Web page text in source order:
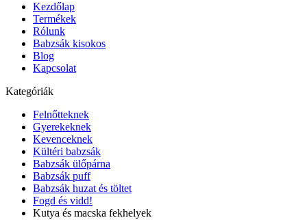
Kezdőlap
Termékek
Rólunk
Babzsák kisokos
Blog
Kapcsolat
Kategóriák
Felnőtteknek
Gyerekeknek
Kevenceknek
Kültéri babzsák
Babzsák ülőpárna
Babzsák puff
Babzsák huzat és töltet
Fogd és vidd!
Kutya és macska fekhelyek